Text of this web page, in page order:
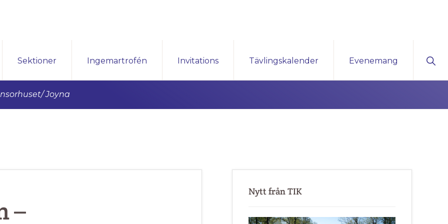
Sektioner Ingemartrofén Invitations Tävlingskalender Evenemang
Joyna
–
Primärt
sidofält
Nytt från TIK